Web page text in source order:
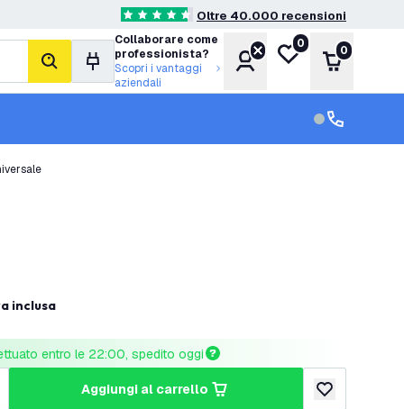
4.6 stelle di valutazione
Oltre 40.000 recensioni
cerca
Collaborare come
professionista?
Scopri i vantaggi
aziendali
AccountLista desideri
0
Carrello
0
Servizio
Assistenza
inclusa
entro le 22:00, spedito oggi
quantitàaggiungi al carrello
aggiungi alla